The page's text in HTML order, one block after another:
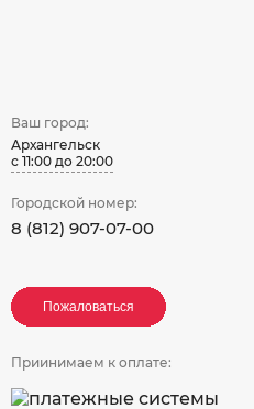
Ваш город:
Архангельск
с 11:00 до 20:00
Городской номер:
8 (812) 907-07-00
Пожаловаться
Пожаловаться
Пожаловаться
Приинимаем к оплате: